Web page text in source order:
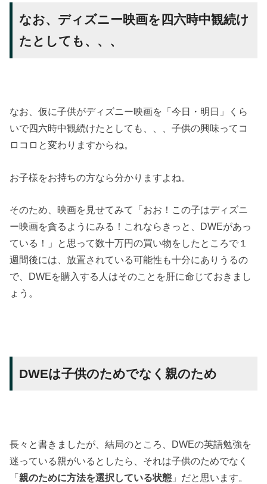
なお、ディズニー映画を四六時中観続け
たとしても、、、
なお、仮に子供がディズニー映画を「今日・明日」くら
いで四六時中観続けたとしても、、、子供の興味ってコ
ロコロと変わりますからね。
お子様をお持ちの方なら分かりますよね。
そのため、映画を見せてみて「おお！この子はディズニ
ー映画を貪るようにみる！これならきっと、DWEがあっ
ている！」と思って数十万円の買い物をしたところで１
週間後には、放置されている可能性も十分にありうるの
で、DWEを購入する人はそのことを肝に命じておきまし
ょう。
DWEは子供のためでなく親のため
長々と書きましたが、結局のところ、DWEの英語勉強を
迷っている親がいるとしたら、それは子供のためでなく
「親のために方法を選択している状態 」だと思います。